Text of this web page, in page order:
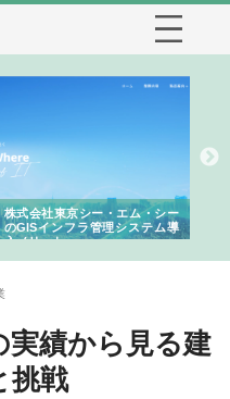
株式会社東京シー・エム・シー
のGISインフラ管理システム導
入メリット
実績から見る建
挑戦